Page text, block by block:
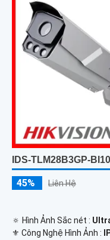
IDS-TLM28B3GP-
45% Liên Hệ
🔅 Hình Ảnh Sắc nét : Ultra
⚜️ Công Nghệ Hình Ảnh :